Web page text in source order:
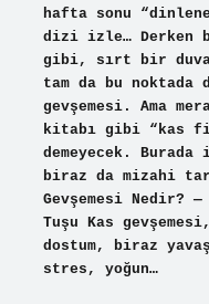
hafta sonu
dizi izle… Derken
gibi, sırt bir
tam da bu
gevşemesi. Ama
kitabı gibi “kas
demeyecek.
biraz da mizahi
Gevşemesi Nedir?
Tuşu Kas
dostum, biraz
stres, yoğun…